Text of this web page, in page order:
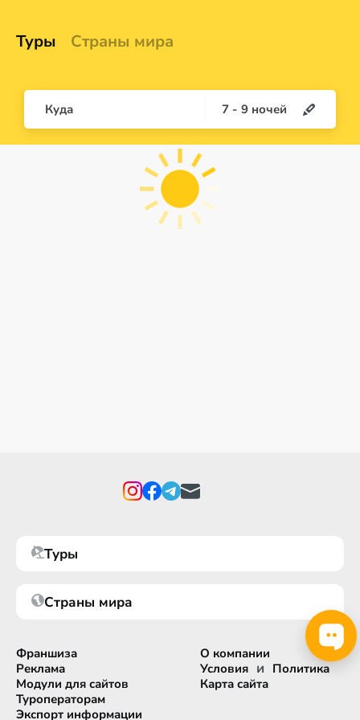
Туры Страны мира
Куда 7 - 9 ночей
Туры
Страны мира
Франшиза
Реклама
Модули для сайтов
Туроператорам
Экспорт информации
О компании
Условия и Политика
Карта сайта